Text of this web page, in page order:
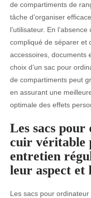
de compartiments de
tâche d’organiser
l’utilisateur. En
compliqué de séparer et
accessoires, documents
choix d’un sac pour
de compartiments peut
en assurant une
optimale des effets
Les sacs
cuir véritable
entretien
leur aspect
Les sacs pour